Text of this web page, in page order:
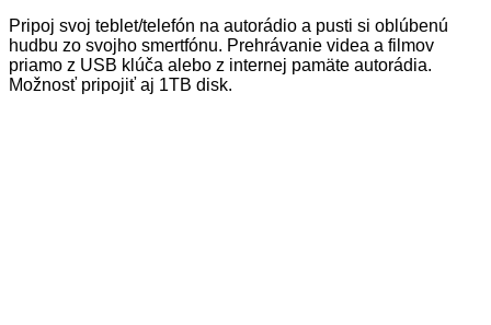
Pripoj svoj teblet/telefón na autorádio a pusti si oblúbenú
hudbu zo svojho smertfónu. Prehrávanie videa a filmov
priamo z USB klúča alebo z internej pamäte autorádia.
Možnosť pripojiť aj 1TB disk.